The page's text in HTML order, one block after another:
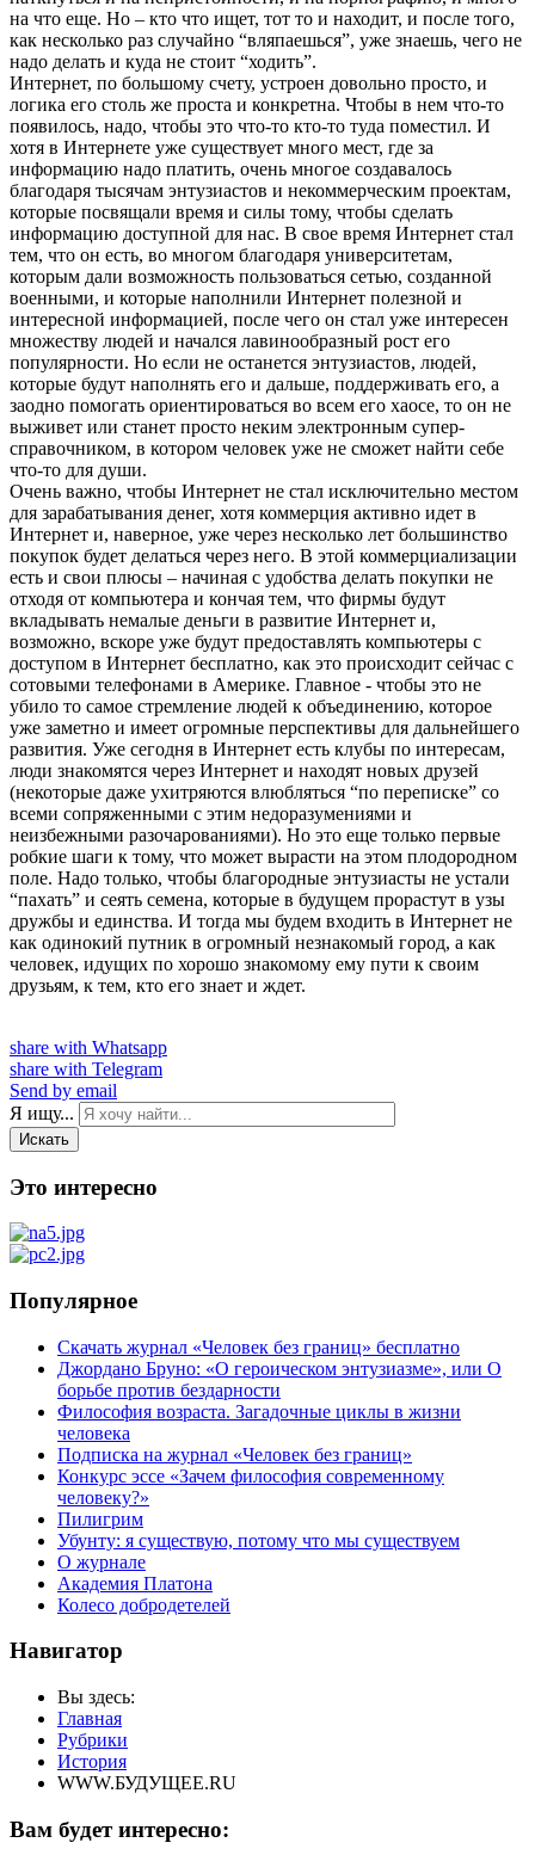
на что еще. Но – кто что ищет, тот то и находит, и после того,
как несколько раз случайно “вляпаешься”, уже знаешь, чего не
надо делать и куда не стоит “ходить”.
Интернет, по большому счету, устроен довольно просто, и
логика его столь же проста и конкретна. Чтобы в нем что-то
появилось, надо, чтобы это что-то кто-то туда поместил. И
хотя в Интернете уже существует много мест, где за
информацию надо платить, очень многое создавалось
благодаря тысячам энтузиастов и некоммерческим проектам,
которые посвящали время и силы тому, чтобы сделать
информацию доступной для нас. В свое время Интернет стал
тем, что он есть, во многом благодаря университетам,
которым дали возможность пользоваться сетью, созданной
военными, и которые наполнили Интернет полезной и
интересной информацией, после чего он стал уже интересен
множеству людей и начался лавинообразный рост его
популярности. Но если не останется энтузиастов, людей,
которые будут наполнять его и дальше, поддерживать его, а
заодно помогать ориентироваться во всем его хаосе, то он не
выживет или станет просто неким электронным супер-
справочником, в котором человек уже не сможет найти себе
что-то для души.
Очень важно, чтобы Интернет не стал исключительно местом
для зарабатывания денег, хотя коммерция активно идет в
Интернет и, наверное, уже через несколько лет большинство
покупок будет делаться через него. В этой коммерциализации
есть и свои плюсы – начиная с удобства делать покупки не
отходя от компьютера и кончая тем, что фирмы будут
вкладывать немалые деньги в развитие Интернет и,
возможно, вскоре уже будут предоставлять компьютеры с
доступом в Интернет бесплатно, как это происходит сейчас с
сотовыми телефонами в Америке. Главное - чтобы это не
убило то самое стремление людей к объединению, которое
уже заметно и имеет огромные перспективы для дальнейшего
развития. Уже сегодня в Интернет есть клубы по интересам,
люди знакомятся через Интернет и находят новых друзей
(некоторые даже ухитряются влюбляться “по переписке” со
всеми сопряженными с этим недоразумениями и
неизбежными разочарованиями). Но это еще только первые
робкие шаги к тому, что может вырасти на этом плодородном
поле. Надо только, чтобы благородные энтузиасты не устали
“пахать” и сеять семена, которые в будущем прорастут в узы
дружбы и единства. И тогда мы будем входить в Интернет не
как одинокий путник в огромный незнакомый город, а как
человек, идущих по хорошо знакомому ему пути к своим
друзьям, к тем, кто его знает и ждет.
share with Whatsapp
share with Telegram
Send by email
Я ищу...
Искать
Это интересно
Популярное
Скачать журнал «Человек без границ» бесплатно
Джордано Бруно: «О героическом энтузиазме», или О
борьбе против бездарности
Философия возраста. Загадочные циклы в жизни
человека
Подписка на журнал «Человек без границ»
Конкурс эссе «Зачем философия современному
человеку?»
Пилигрим
Убунту: я существую, потому что мы существуем
О журнале
Академия Платона
Колесо добродетелей
Навигатор
Вы здесь:
Главная
Рубрики
История
WWW.БУДУЩЕЕ.RU
Вам будет интересно: